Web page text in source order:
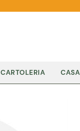
CARTOLERIA CASA